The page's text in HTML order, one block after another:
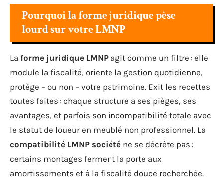
Pourquoi la forme juridique pèse
lourd sur votre LMNP
La forme juridique LMNP agit comme un filtre : elle
module la fiscalité, oriente la gestion quotidienne,
protège – ou non – votre patrimoine. Exit les recettes
toutes faites : chaque structure a ses pièges, ses
avantages, et parfois son incompatibilité totale avec
le statut de loueur en meublé non professionnel. La
compatibilité LMNP société ne se décrète pas :
certains montages ferment la porte aux
amortissements et à la fiscalité douce recherchée.